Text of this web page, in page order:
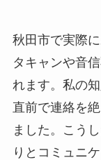
秋田市で実際
タキャンや音
れます。私の
直前で連絡を
ました。こう
りとコミュニ